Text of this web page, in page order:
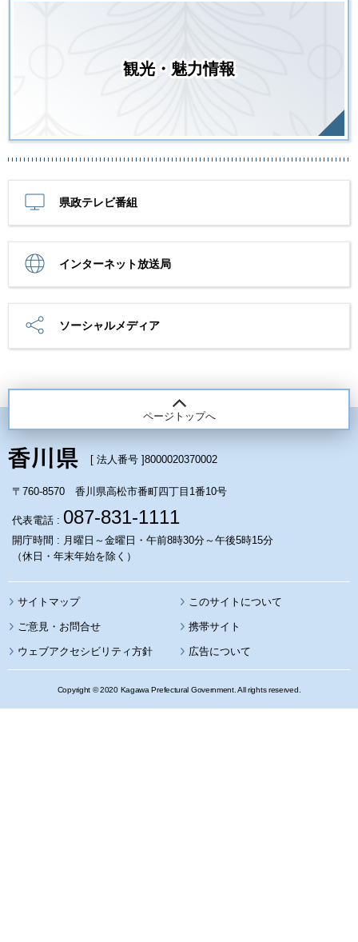
観光・魅力情報
県政テレビ番組
インターネット放送局
ソーシャルメディア
ページトップへ
[ 法人番号 ]8000020370002
〒760-8570 香川県高松市番町四丁目1番10号
代表電話 : 087-831-1111
開庁時間 : 月曜日～金曜日・午前8時30分～午後5時15分
（休日・年末年始を除く）
サイトマップ このサイトについて
携帯サイト
ウェブアクセシビリティ方針 広告について
Copyright © 2020 Kagawa Prefectural Government. All rights reserved.